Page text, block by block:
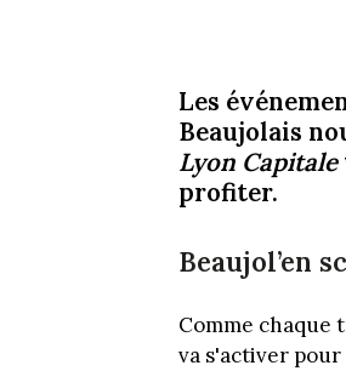
Les
Beaujolais
Lyon Capitale
profiter.
Beaujol’en
Comme chaque
va s'activer